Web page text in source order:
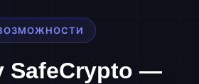
SafeCrypto —